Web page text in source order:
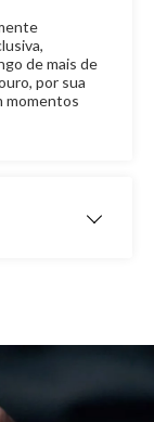
de mais de
por sua
momentos